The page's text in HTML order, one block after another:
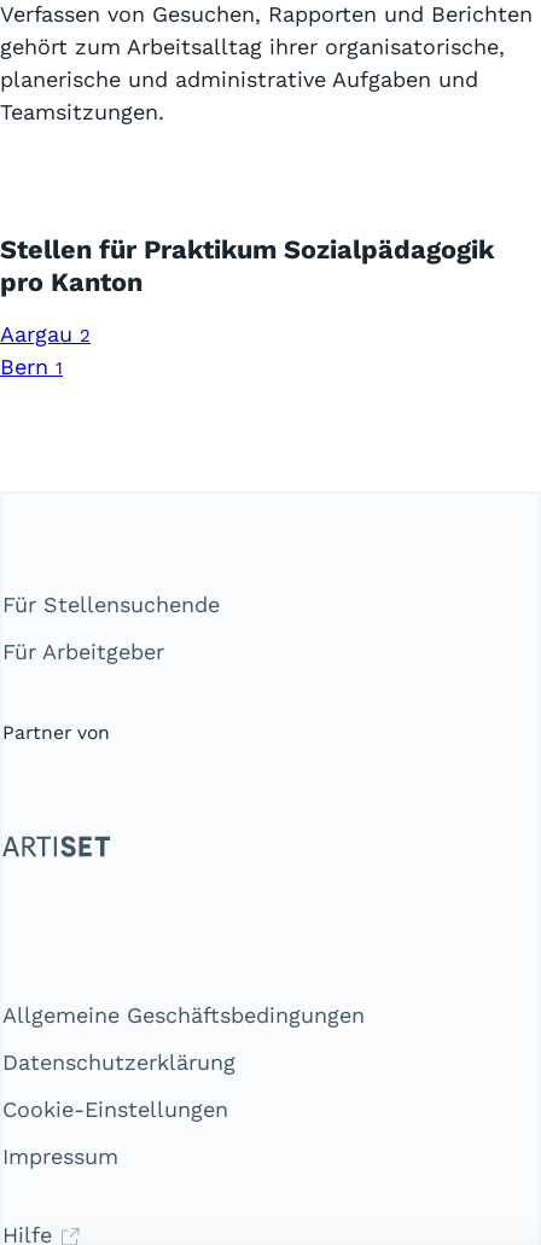
Verfassen von Gesuchen, Rapporten und Berichten
gehört zum Arbeitsalltag ihrer organisatorische,
planerische und administrative Aufgaben und
Teamsitzungen.
Stellen für Praktikum Sozialpädagogik
pro Kanton
Aargau 2
Bern 1
Für Stellensuchende
Für Arbeitgeber
Partner von
Allgemeine Geschäftsbedingungen
Datenschutzerklärung
Cookie-Einstellungen
Impressum
Hilfe